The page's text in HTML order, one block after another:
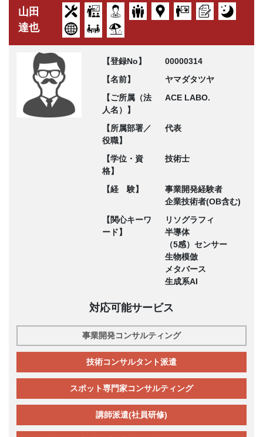
山田
達也
【登録No】
00000314
【名前】
ヤマダタツヤ
【ご所属（法
人名）】
ACE LABO.
【所属部署／
役職】
代表
【学位・資
格】
技術士
【経 験】
事業開発経験者
企業技術者(OB含む)
【関心キーワ
ード】
リソグラフィ
半導体
（5感）センサー
生物模倣
メタバース
生成系AI
対応可能サービス
事業開発コンサルティング
技術コンサルタント派遣
スポット専門家コンサルティング
講師派遣(社員研修)